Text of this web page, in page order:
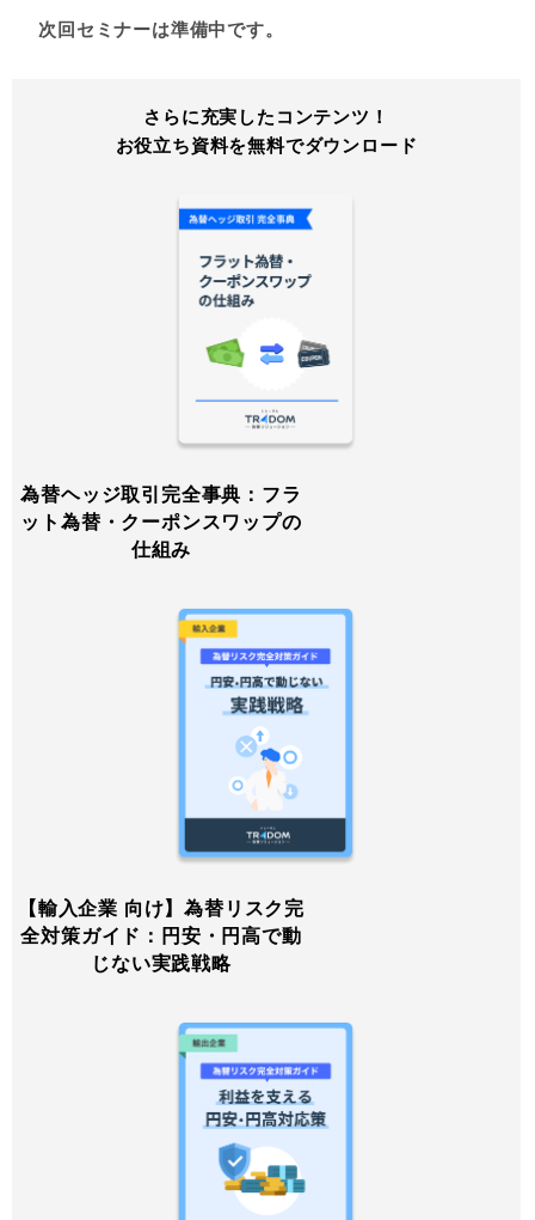
次回セミナーは準備中です。
さらに充実したコンテンツ！
お役立ち資料を無料でダウンロード
為替ヘッジ取引完全事典：フラ
ット為替・クーポンスワップの
仕組み
【輸入企業 向け】為替リスク完
全対策ガイド：円安・円高で動
じない実践戦略